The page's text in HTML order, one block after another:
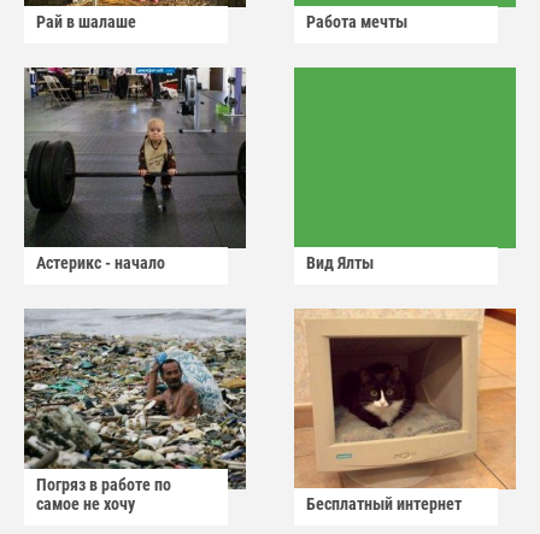
Рай в шалаше Работа мечты
Астерикс - начало Вид Ялты
Погряз в работе по
самое не хочу
Бесплатный интернет